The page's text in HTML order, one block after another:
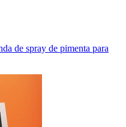
de spray de pimenta para